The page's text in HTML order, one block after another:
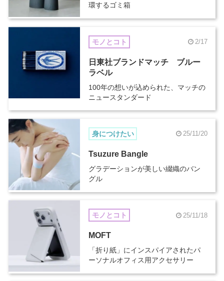
環するゴミ箱
モノとコト 2/17
日東社ブランドマッチ ブルー
ラベル
100年の想いが込められた、マッチの
ニュースタンダード
身につけたい 25/11/20
Tsuzure Bangle
グラデーションが美しい綴織のバン
グル
モノとコト 25/11/18
MOFT
「折り紙」にインスパイアされたパ
ーソナルオフィス用アクセサリー